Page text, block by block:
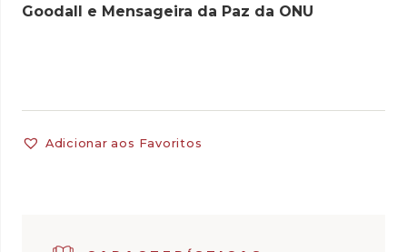
Goodall e Mensageira da Paz da ONU
Adicionar aos Favoritos